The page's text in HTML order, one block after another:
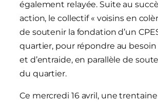
également relayée. Suite au
action, le collectif « voisins en
de soutenir la fondation d’un
quartier, pour répondre au besoin
et d’entraide, en parallèle de
du quartier.
Ce mercredi 16 avril, une